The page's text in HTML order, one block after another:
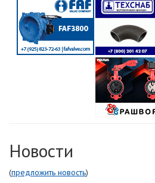
Новости
(предложить новость)